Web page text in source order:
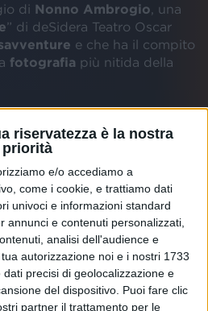
riservatezza è la nostra
priorità
e/o accediamo a
come i cookie, e trattiamo dati
univoci e informazioni standard
annunci e contenuti personalizzati,
analisi dell'audience e
autorizzazione noi e i nostri 1733
precisi di geolocalizzazione e
del dispositivo. Puoi fare clic
partner il trattamento per le
di Nonno Ambrogio , una
” di deSidera Teatro Oscar
e che ha il compito
fotografia più nitida della